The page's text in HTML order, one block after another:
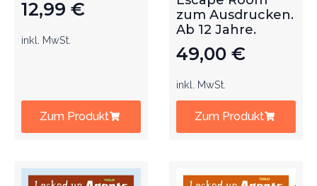
12,99 €
inkl. MwSt.
Zum Produkt
zum Ausdrucken.
Ab 12 Jahre.
49,00 €
inkl. MwSt.
Zum Produkt